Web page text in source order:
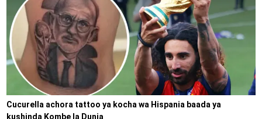
Cucurella achora tattoo ya kocha wa Hispania baada ya
kushinda Kombe la Dunia